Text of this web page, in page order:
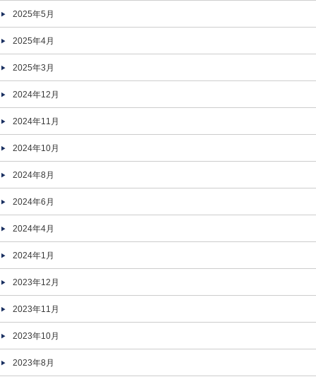
2025年5月
2025年4月
2025年3月
2024年12月
2024年11月
2024年10月
2024年8月
2024年6月
2024年4月
2024年1月
2023年12月
2023年11月
2023年10月
2023年8月